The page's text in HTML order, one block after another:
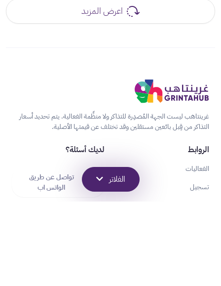
اعرض المزيد
الفلاتر
غرينتاهب ليست الجهة المُصدِرة للتذاكر ولا منظِّمة الفعالية. يتم تحديد أسعار
التذاكر من قِبل بائعين مستقلين وقد تختلف عن قيمتها الأصلية.
الروابط
الفعاليات
تسجيل
لديك أسئلة؟
تواصل عن طريق
الواتس اب